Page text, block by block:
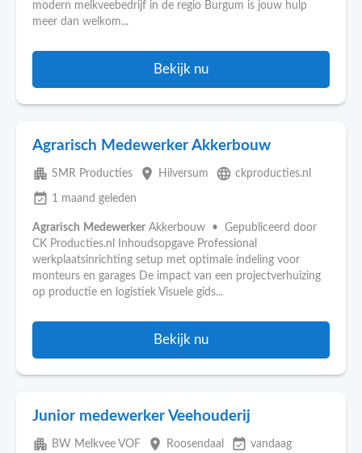
modern melkveebedrijf in de regio Burgum is jouw hulp
meer dan welkom...
Bekijk nu
Agrarisch Medewerker Akkerbouw
apartment SMR Producties place Hilversum language ckproducties.nl
event_available 1 maand geleden
Agrarisch Medewerker Akkerbouw • Gepubliceerd door
CK Producties.nl Inhoudsopgave Professional
werkplaatsinrichting setup met optimale indeling voor
monteurs en garages De impact van een projectverhuizing
op productie en logistiek Visuele gids...
Bekijk nu
Junior medewerker Veehouderij
apartment BW Melkvee VOF place Roosendaal event_available vandaag